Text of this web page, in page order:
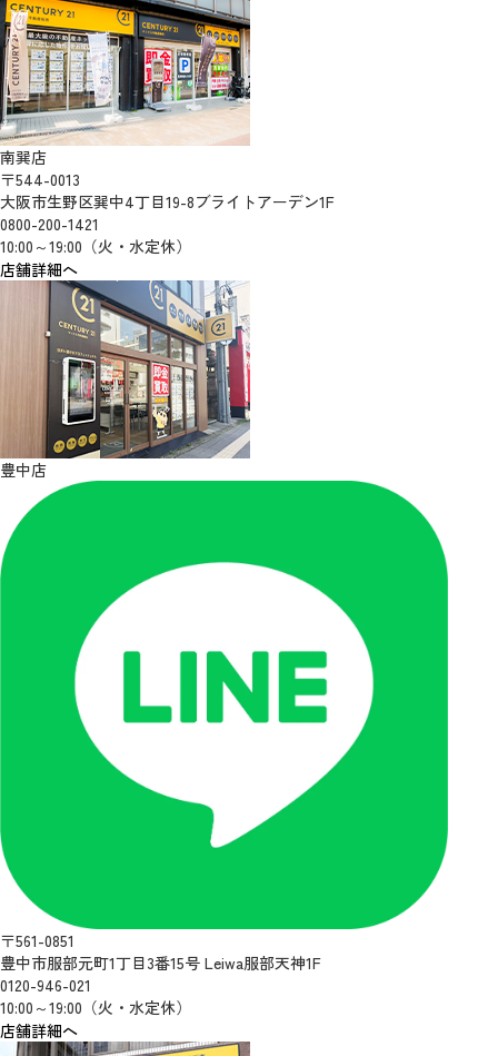
南巽店
〒544-0013
大阪市生野区巽中4丁目19-8ブライトアーデン1F
0800-200-1421
10:00～19:00（火・水定休）
店舗詳細へ
豊中店
〒561-0851
豊中市服部元町1丁目3番15号 Leiwa服部天神1F
0120-946-021
10:00～19:00（火・水定休）
店舗詳細へ